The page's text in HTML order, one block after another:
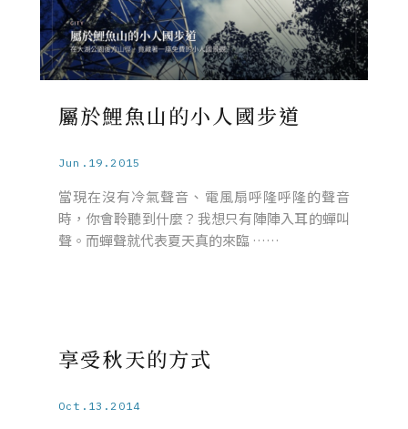
屬於鯉魚山的小人國步道
Jun.19.2015
當現在沒有冷氣聲音、電風扇呼隆呼隆的聲音
時，你會聆聽到什麼？我想只有陣陣入耳的蟬叫
聲。而蟬聲就代表夏天真的來臨 ……
享受秋天的方式
Oct.13.2014